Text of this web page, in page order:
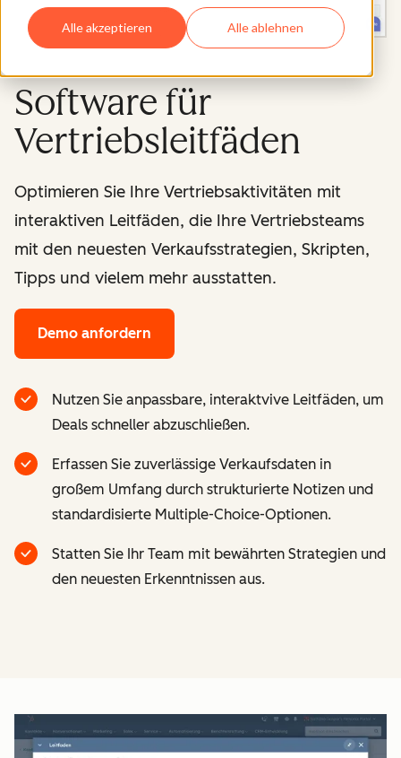
Alle akzeptieren Alle ablehnen
Software für
Vertriebsleitfäden
Optimieren Sie Ihre Vertriebsaktivitäten mit
interaktiven Leitfäden, die Ihre Vertriebsteams
mit den neuesten Verkaufsstrategien, Skripten,
Tipps und vielem mehr ausstatten.
Demo anfordern
Nutzen Sie anpassbare, interaktvive Leitfäden, um
Deals schneller abzuschließen.
Erfassen Sie zuverlässige Verkaufsdaten in
großem Umfang durch strukturierte Notizen und
standardisierte Multiple-Choice-Optionen.
Statten Sie Ihr Team mit bewährten Strategien und
den neuesten Erkenntnissen aus.